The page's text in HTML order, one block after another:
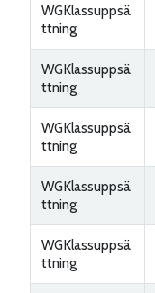
WGKlassuppsä
ttning
WGKlassuppsä
ttning
WGKlassuppsä
ttning
WGKlassuppsä
ttning
WGKlassuppsä
ttning